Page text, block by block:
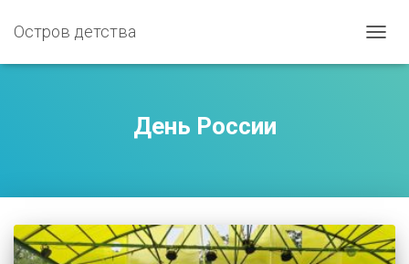
Остров детства
День России